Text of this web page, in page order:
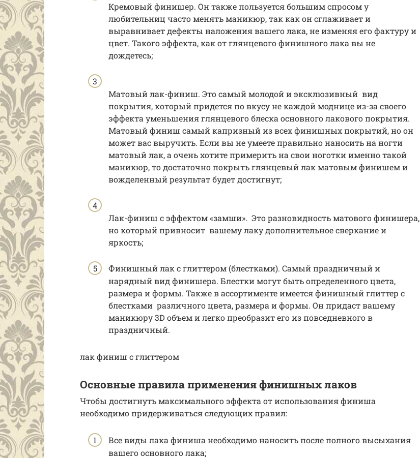
Кремовый финишер. Он также пользуется большим спросом у
любительниц часто менять маникюр, так как он сглаживает и
выравнивает дефекты наложения вашего лака, не изменяя его фактуру и
цвет. Такого эффекта, как от глянцевого финишного лака вы не
дождетесь;
Матовый лак-финиш. Это самый молодой и эксклюзивный вид
покрытия, который придется по вкусу не каждой моднице из-за своего
эффекта уменьшения глянцевого блеска основного лакового покрытия.
Матовый финиш самый капризный из всех финишных покрытий, но он
может вас выручить. Если вы не умеете правильно наносить на ногти
матовый лак, а очень хотите примерить на свои ноготки именно такой
маникюр, то достаточно покрыть глянцевый лак матовым финишем и
вожделенный результат будет достигнут;
Лак-финиш с эффектом «замши». Это разновидность матового финишера,
но который привносит вашему лаку дополнительное сверкание и
яркость;
Финишный лак с глиттером (блестками). Самый праздничный и
нарядный вид финишера. Блестки могут быть определенного цвета,
размера и формы. Также в ассортименте имеется финишный глиттер с
блестками различного цвета, размера и формы. Он придаст вашему
маникюру 3D объем и легко преобразит его из повседневного в
праздничный.
лак финиш с глиттером
Основные правила применения финишных лаков
Чтобы достигнуть максимального эффекта от использования финиша
необходимо придерживаться следующих правил:
Все виды лака финиша необходимо наносить после полного высыхания
вашего основного лака;